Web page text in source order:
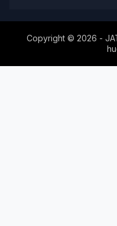
Copyright © 2026 -